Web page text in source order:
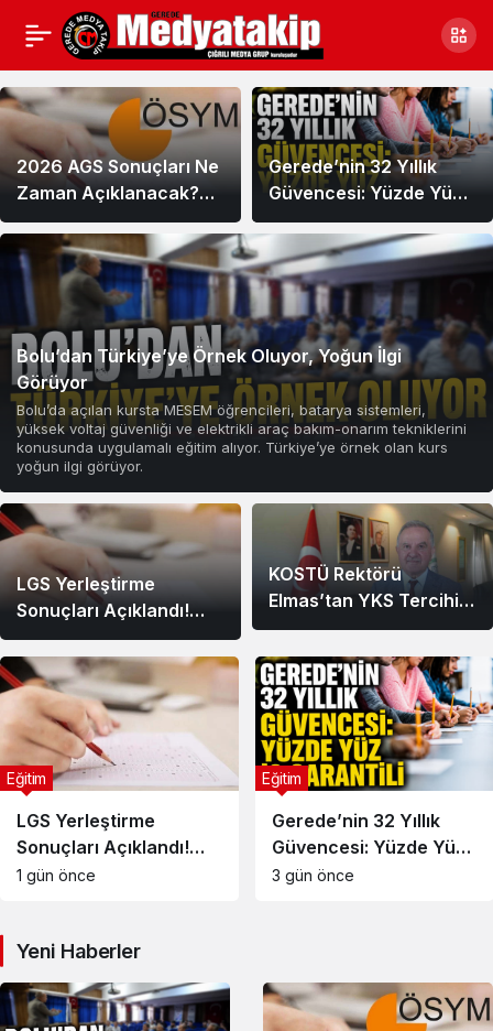
Eğitim
Haberleri
Bolu’dan Türkiye’ye Örnek Oluyor, Yoğun İlgi
Görüyor
Bolu’da açılan kursta MESEM öğrencileri, batarya sistemleri,
yüksek voltaj güvenliği ve elektrikli araç bakım-onarım tekniklerini
konusunda uygulamalı eğitim alıyor. Türkiye’ye örnek olan kurs
yoğun ilgi görüyor.
2026 AGS Sonuçları Ne
Zaman Açıklanacak?
Sonuçlar Nereden
Öğrenilir?
LGS Yerleştirme
Sonuçları Açıklandı!
Sonuçlar Nereden
Sorgulanır, Nakil
Başvuruları Nasıl
Yapılır?
Gerede’nin 32 Yıllık
Güvencesi: Yüzde Yüz
İş Garantili
KOSTÜ Rektörü
Elmas’tan YKS Tercihi
Yapacak Adaylara
Yapay Zeka Uyarısı
Eğitim
LGS Yerleştirme
Sonuçları Açıklandı!
Sonuçlar Nereden
Yapılır?
1 gün önce
Eğitim
Gerede’nin 32 Yıllık
Güvencesi: Yüzde Yüz
İş Garantili
3 gün önce
Yeni Haberler